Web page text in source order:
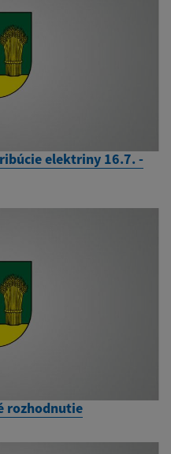
elektriny 16.7. -
rozhodnutie